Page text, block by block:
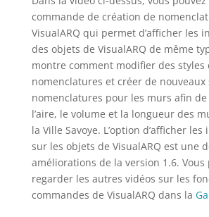
commande de création de
VisualARQ qui permet d’afficher les
des objets de VisualARQ de même
montre comment modifier des styles
nomenclatures et créer de nouveaux
nomenclatures pour les murs afin
l’aire, le volume et la longueur des
la Ville Savoye. L’option d’afficher
sur les objets de VisualARQ est une
améliorations de la version 1.6. Vous
regarder les autres vidéos sur les
commandes de VisualARQ dans la